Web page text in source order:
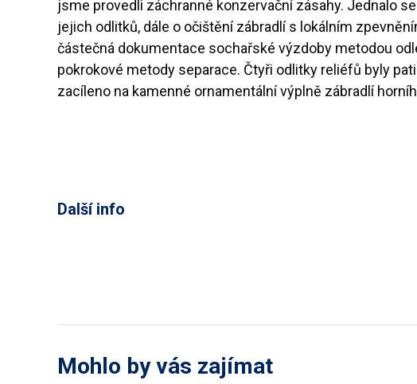
jsme provedli záchranné konzervační zásahy. Jednalo
jejich odlitků, dále o očištění zábradlí s lokálním
částečná dokumentace sochařské výzdoby metodou
pokrokové metody separace. Čtyři odlitky reliéfů byly
zacíleno na kamenné ornamentální výplně zábradlí
Další info
Mohlo by vás zajímat